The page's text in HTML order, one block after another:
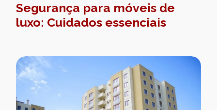
Segurança para móveis de
luxo: Cuidados essenciais